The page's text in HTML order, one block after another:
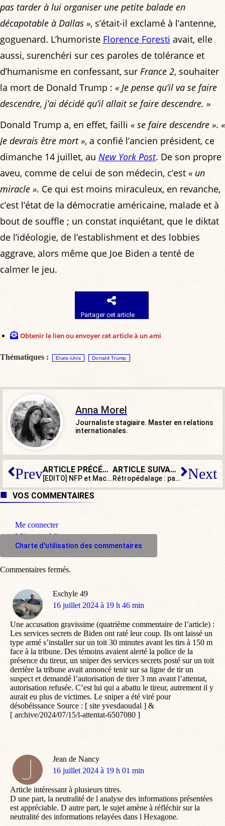
pas tarder à lui organiser une petite balade en
décapotable à Dallas », s’était-il exclamé à l’antenne,
goguenard. L’humoriste Florence Foresti avait, elle
aussi, surenchéri sur ces paroles de tolérance et
d’humanisme en confessant, sur France 2, souhaiter
la mort de Donald Trump : « Je pense qu’il va se faire
descendre, j’ai décidé qu’il allait se faire descendre. »
Donald Trump a, en effet, failli « se faire descendre ». «
Je devrais être mort », a confié l’ancien président, ce
dimanche 14 juillet, au New York Post. De son propre
aveu, comme de celui de son médecin, c’est « un
miracle ». Ce qui est moins miraculeux, en revanche,
c’est l’état de la démocratie américaine, malade et à
bout de souffle ; un constat inquiétant, que le diktat
de l’idéologie, de l’establishment et des lobbies
aggrave, alors même que Joe Biden a tenté de
calmer le jeu.
Partager cet article
Obtenir le lien ou envoyer cet article à un ami
Thématiques : Etats-Unis Donald Trump
Anna Morel
Journaliste stagiaire. Master en relations
internationales.
Prev ARTICLE PRÉCÉDENT
[EDITO] NFP et Macronie : spectacle de clowns sur un navire en feu
ARTICLE SUIVANT
Rétropédalage : pas de hausse des tarifs d’électricité pour le 1er août Next
VOS COMMENTAIRES
Me connecter
M'inscrire à l'espace commentaire
Charte d'utilisation des commentaires
Eschyle 49
dit
16 juillet 2024 à 19 h 46 min
Une accusation gravissime (quatrième commentaire de l’article) :
Les services secrets de Biden ont raté leur coup. Ils ont laissé un
type armé s’installer sur un toit 30 minutes avant les tirs à 150 m
face à la tribune. Des témoins avaient alerté la police de la
présence du tireur, un sniper des services secrets posté sur un toit
derrière la tribune avait annoncé tenir sur sa ligne de tir un
suspect et demandé l’autorisation de tirer 3 mn avant l’attentat,
autorisation refusée. C’est lui qui a abattu le tireur, autrement il y
aurait eu plus de victimes. Le sniper a été viré pour
désobéissance Source : [ site yvesdaoudal ] &
[ archive/2024/07/15/l-attentat-6507080 ]
Jean de Nancy
dit
16 juillet 2024 à 19 h 01 min
Article intéressant à plusieurs titres.
D une part, la neutralité de l analyse des informations présentées
est appréciable. D autre part, le sujet amène à réfléchir sur la
neutralité des informations relayées dans l Hexagone.
Commentaires fermés.